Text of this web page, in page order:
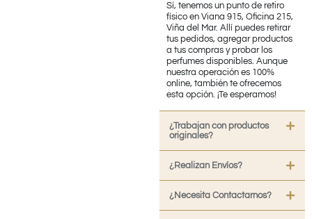
Sí, tenemos un punto de retiro
físico en Viana 915, Oficina 215,
Viña del Mar. Allí puedes retirar
tus pedidos, agregar productos
a tus compras y probar los
perfumes disponibles. Aunque
nuestra operación es 100%
online, también te ofrecemos
esta opción. ¡Te esperamos!
¿Trabajan con productos
originales?
¿Realizan Envíos?
¿Necesita Contactarnos?